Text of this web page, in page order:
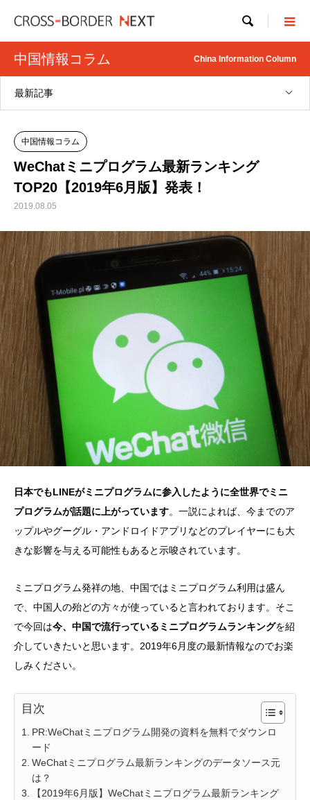

中国情報コラム China Information Column
最新記事
中国情報コラム
WeChatミニプログラム最新ランキング
TOP20【2019年6月版】発表！
2019.08.05
日本でもLINEがミニプログラムに参入したように全世界でミニ
プログラムが話題に上がっています。一説によれば、今までのア
ップルやグーグル・アンドロイドアプリなどのプレイヤーにも大
きな影響を与える可能性もあると示唆されています。
ミニプログラム発祥の地、中国ではミニプログラム利用は盛ん
で、中国人の殆どの方々が使っていると言われております。そこ
で今回は今、中国で流行っているミニプログラムランキングを紹
介していきたいと思います。2019年6月度の最新情報なのでお楽
しみください。
目次
PR:WeChatミニプログラム開発の資料を無料でダウンロ
ード
WeChatミニプログラム最新ランキングのデータソース元
は？
【2019年6月版】WeChatミニプログラム最新ランキング